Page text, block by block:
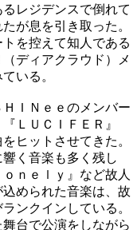
レジデンスで倒れて
が息を引き取った。
を控えて知人である
ディアクラウド）メ
いる。
ＩＮｅｅのメンバー
ＬＵＣＩＦＥＲ』
ヒットさせてきた。
く音楽も多く残し
ｎｅｌｙ』など故人
められた音楽は、故
ンクインしている。
台で公演をしながら